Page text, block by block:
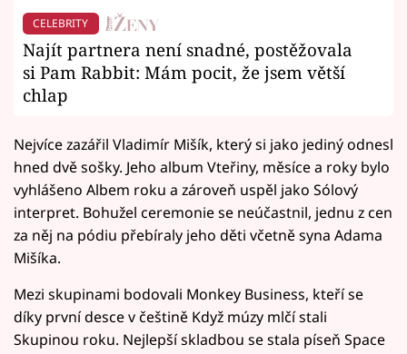
CELEBRITY
Najít partnera není snadné, postěžovala
si Pam Rabbit: Mám pocit, že jsem větší
chlap
Nejvíce zazářil Vladimír Mišík, který si jako jediný odnesl
hned dvě sošky. Jeho album Vteřiny, měsíce a roky bylo
vyhlášeno Albem roku a zároveň uspěl jako Sólový
interpret. Bohužel ceremonie se neúčastnil, jednu z cen
za něj na pódiu přebíraly jeho děti včetně syna Adama
Mišíka.
Mezi skupinami bodovali Monkey Business, kteří se
díky první desce v češtině Když múzy mlčí stali
Skupinou roku. Nejlepší skladbou se stala píseň Space